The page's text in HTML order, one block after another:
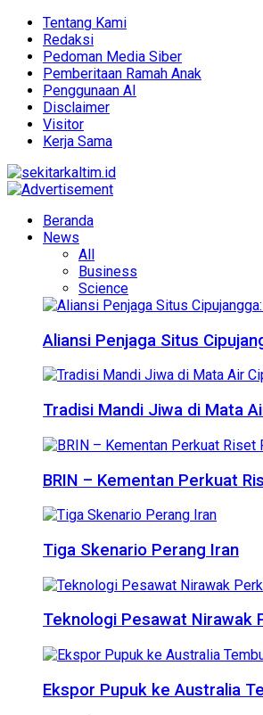
Tentang Kami
Redaksi
Pedoman Media Siber
Pemberitaan Ramah Anak
Penggunaan AI
Disclaimer
Visitor
Kerja Sama
Beranda
News
All
Business
Science
Aliansi Penjaga Situs
Tradisi Mandi Jiwa di Mata
BRIN – Kementan Perkuat
Tiga Skenario Perang Iran
Teknologi Pesawat Nirawak
Ekspor Pupuk ke Australia